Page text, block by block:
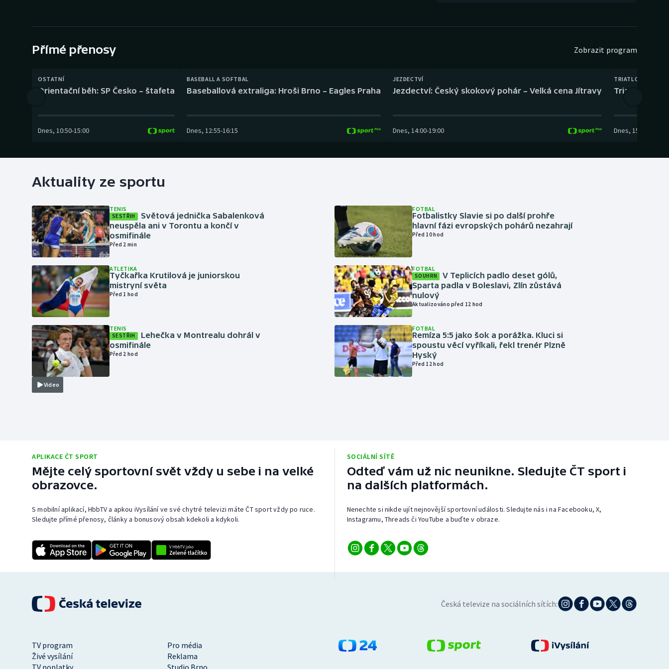
Dostihy Motorsport
Plavání
Veslování
Přímé přenosy Zobrazit program
OSTATNÍ
Orientační běh: SP Česko – štafeta
Dnes, 10:50-15:00
BASEBALL A SOFTBAL
Baseballová extraliga: Hroši Brno – Eagles Praha
Dnes, 12:55-16:15
JEZDECTVÍ
Jezdectví: Český skokový pohár – Velká cena Jítravy
Dnes, 14:00-19:00
TRIATLON
Triatlon:
Dnes, 15:00
Aktuality ze sportu
TENIS
SESTŘIH
Světová jednička Sabalenková
neuspěla ani v Torontu a končí v
osmifinále
Před 2 min
ATLETIKA
Tyčkařka Krutilová je juniorskou
mistryní světa
Před 1 hod
Video
TENIS
SESTŘIH
Lehečka v Montrealu dohrál v
osmifinále
Před 2 hod
FOTBAL
Fotbalistky Slavie si po další prohře
hlavní fázi evropských pohárů nezahrají
Před 10 hod
FOTBAL
SOUHRN
V Teplicích padlo deset gólů,
Sparta padla v Boleslavi, Zlín zůstává
nulový
Aktualizováno před 12 hod
FOTBAL
Remíza 5:5 jako šok a porážka. Kluci si
spoustu věcí vyříkali, řekl trenér Plzně
Hyský
Před 12 hod
APLIKACE ČT SPORT
Mějte celý sportovní svět vždy u sebe i na velké
obrazovce.
S mobilní aplikací, HbbTV a apkou iVysílání ve své chytré televizi máte ČT sport vždy po ruce.
Sledujte přímé přenosy, články a bonusový obsah kdekoli a kdykoli.
SOCIÁLNÍ SÍTĚ
Odteď vám už nic neunikne. Sledujte ČT sport i
na dalších platformách.
Nenechte si nikde ujít nejnovější sportovní události. Sledujte nás i na Facebooku, X,
Instagramu, Threads či YouTube a buďte v obraze.
Česká televize na sociálních sítích:
TV program
Pro média
Živé vysílání
Reklama
TV poplatky
Studio Brno